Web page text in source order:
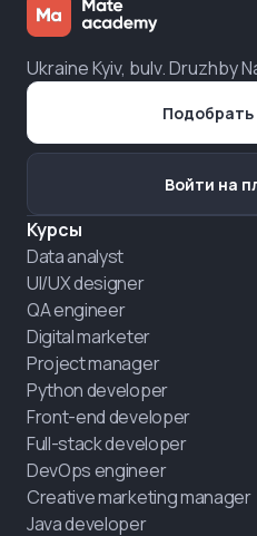
Ukraine Kyiv, bulv. Druzhby
Курсы
Data analyst
UI/UX designer
QA engineer
Digital marketer
Project manager
Python developer
Front-end developer
Full-stack developer
DevOps engineer
Creative marketing manager
Java developer
Войти на